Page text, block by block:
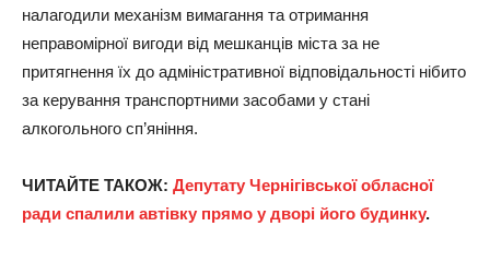
налагодили механізм вимагання та отримання
неправомірної вигоди від мешканців міста за не
притягнення їх до адміністративної відповідальності нібито
за керування транспортними засобами у стані
алкогольного сп’яніння.
ЧИТАЙТЕ ТАКОЖ: Депутату Чернігівської обласної
ради спалили автівку прямо у дворі його будинку.